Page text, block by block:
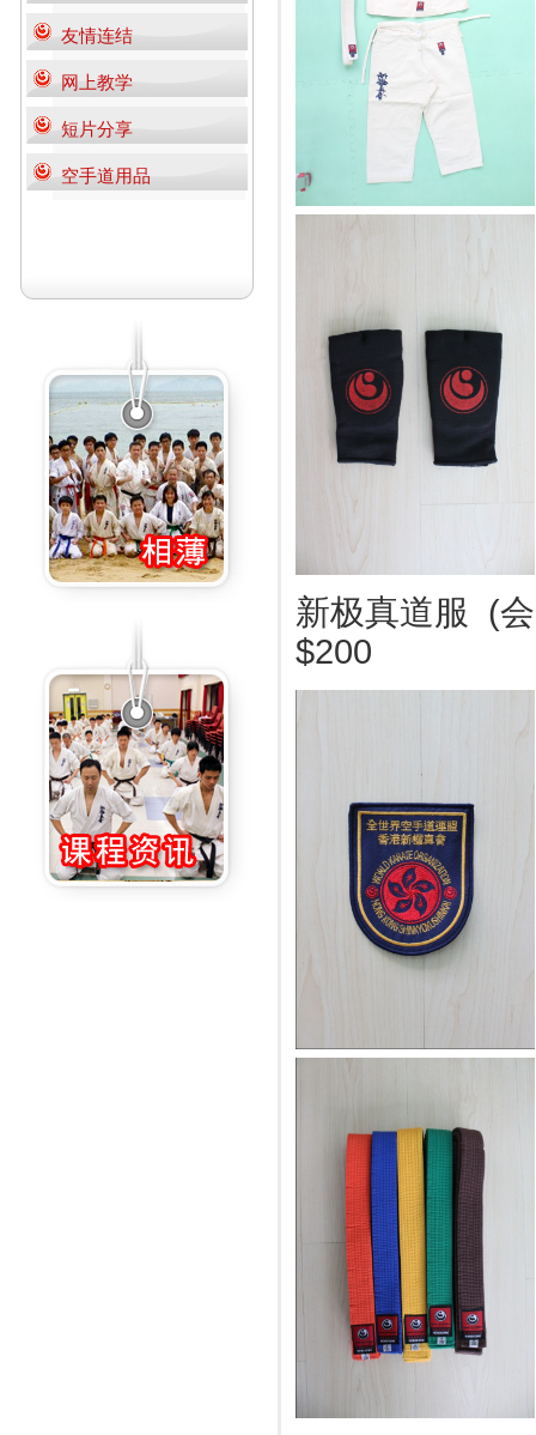
友情连结
网上教学
短片分享
空手道用品
新极真道
$200